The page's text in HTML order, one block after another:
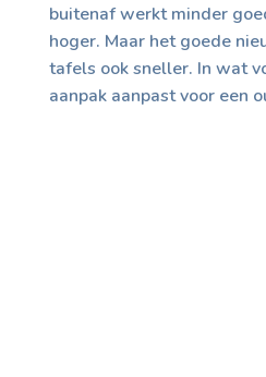
buitenaf werkt minder
hoger. Maar het goede
tafels ook sneller. In wat
aanpak aanpast voor een